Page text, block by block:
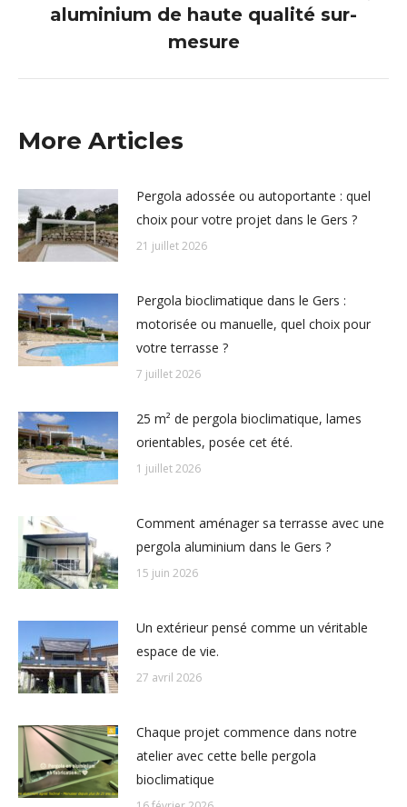
suivant
:
aluminium de haute qualité sur-
mesure
More Articles
Pergola adossée ou autoportante : quel
choix pour votre projet dans le Gers ?
21 juillet 2026
Pergola bioclimatique dans le Gers :
motorisée ou manuelle, quel choix pour
votre terrasse ?
7 juillet 2026
25 m² de pergola bioclimatique, lames
orientables, posée cet été.
1 juillet 2026
Comment aménager sa terrasse avec une
pergola aluminium dans le Gers ?
15 juin 2026
Un extérieur pensé comme un véritable
espace de vie.
27 avril 2026
Chaque projet commence dans notre
atelier avec cette belle pergola
bioclimatique